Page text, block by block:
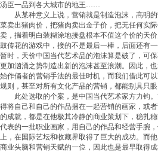
汤臣一品到各大城市的地王……
从某种意义上说，营销就是制造泡沫，高明的
菜卖出猪肉价，把猪肉卖出金子价，把无任何实
卖，揣着明白装糊涂地接盘根本不值这个价的天
鼓传花的游戏中，接的不是最后一棒，后面还有
暂时，天价中国当代艺术品的泡沫算是破了，可
更加汹涌之势制造出新的泡沫甚至浪潮。因此，
始作俑者的营销手法的最佳时机，而我们借此可
规则，甚至对所有文化产品的营销，都能别具只眼
此处选取的个案，是中国当代艺术家方力钧。
得将自己和自己的作品捆在一起营销的画家，或
的成就，都是在他极其冷静的商业策划下，稳扎
代表的一批职业画家，用自己的作品和经营手腕
上，在国际艺坛和收藏界取得了巨大的成功。而
商业头脑和营销天赋的一位，因此也是最早取得